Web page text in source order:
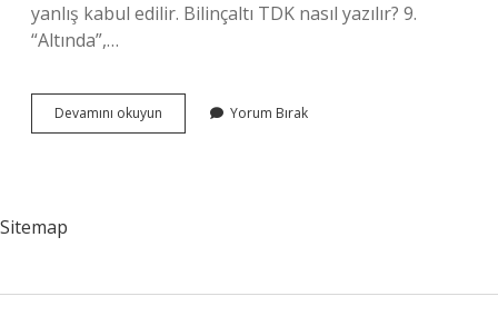
yanlış kabul edilir. Bilinçaltı TDK nasıl yazılır? 9.
“Altında”,…
Devamını okuyun
Nasıl
Yorum Bırak
Sitemap